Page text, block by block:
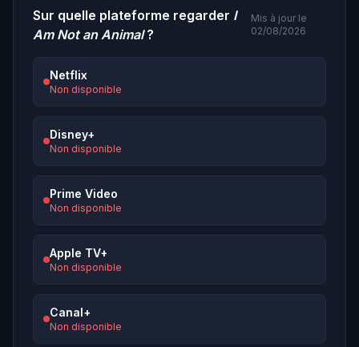
Sur quelle plateforme regarder I
Am Not an Animal?
Mis à jour le
02/08/2026
Netflix
Non disponible
Disney+
Non disponible
Prime Video
Non disponible
Apple TV+
Non disponible
Canal+
Non disponible